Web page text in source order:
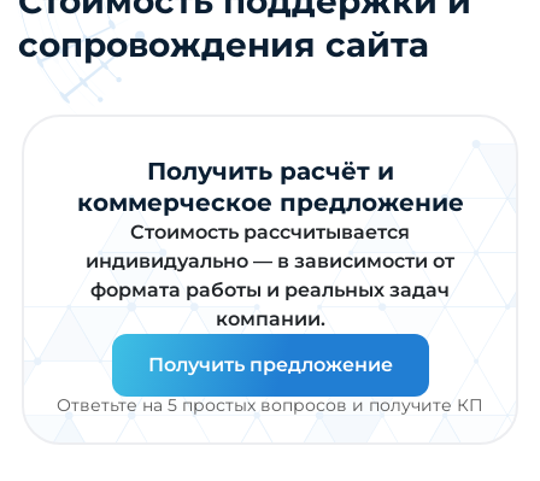
сопровождения сайта
Получить расчёт и
коммерческое предложение
Стоимость рассчитывается
индивидуально — в зависимости от
формата работы и реальных задач
компании.
Получить предложение
Ответьте на 5 простых вопросов и получите КП